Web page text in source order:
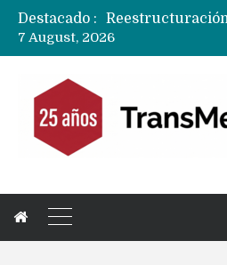
Destacado :
7 August, 2026